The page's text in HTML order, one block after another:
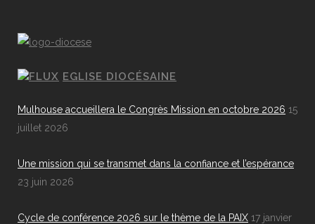
EGLISE DIOCÉSAINE
Mulhouse accueillera le Congrès Mission en octobre 2026 15
juillet 2026
Une mission qui se transmet dans la confiance et l’espérance
23 juin 2026
Cycle de conférence 2026 sur le thème de la PAIX 17 janvier